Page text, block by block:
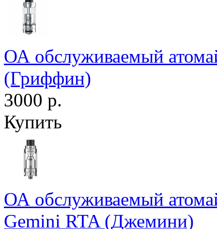
ОА обслуживаемый
(Гриффин)
3000 р.
Купить
ОА обслуживаемый
Gemini RTA (Джемини)